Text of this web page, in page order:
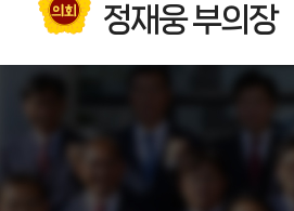
정재웅 부의장